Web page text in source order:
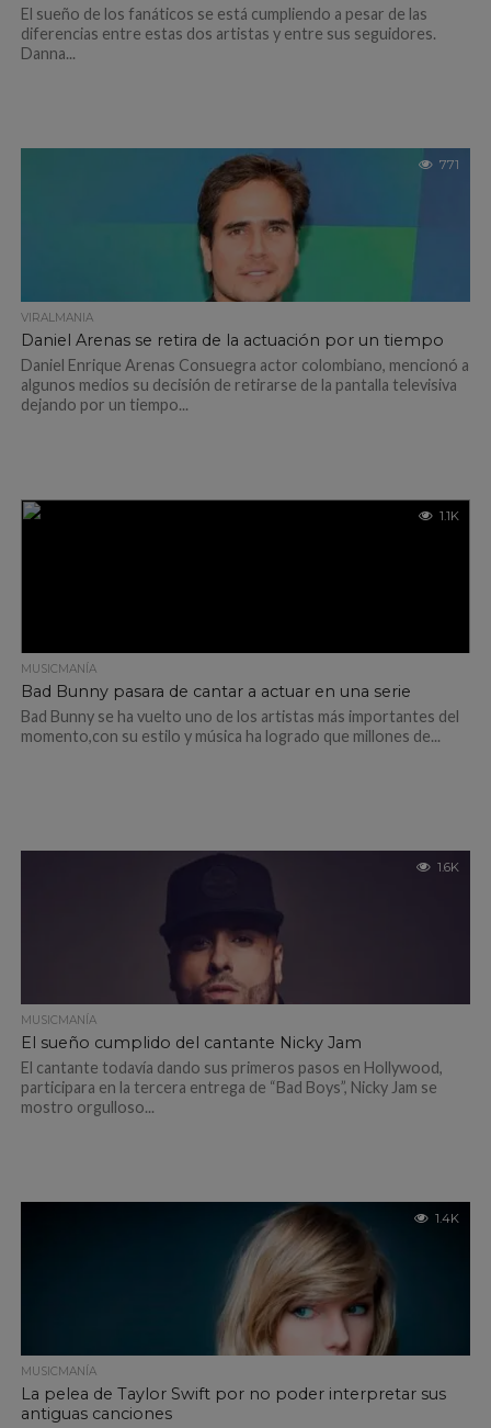
El sueño de los fanáticos se está cumpliendo a pesar de las
diferencias entre estas dos artistas y entre sus seguidores.
Danna...
771
VIRALMANIA
Daniel Arenas se retira de la actuación por un tiempo
Daniel Enrique Arenas Consuegra actor colombiano, mencionó a
algunos medios su decisión de retirarse de la pantalla televisiva
dejando por un tiempo...
1.1K
MUSICMANÍA
Bad Bunny pasara de cantar a actuar en una serie
Bad Bunny se ha vuelto uno de los artistas más importantes del
momento,con su estilo y música ha logrado que millones de...
1.6K
MUSICMANÍA
El sueño cumplido del cantante Nicky Jam
El cantante todavía dando sus primeros pasos en Hollywood,
participara en la tercera entrega de “Bad Boys”, Nicky Jam se
mostro orgulloso...
1.4K
MUSICMANÍA
La pelea de Taylor Swift por no poder interpretar sus
antiguas canciones